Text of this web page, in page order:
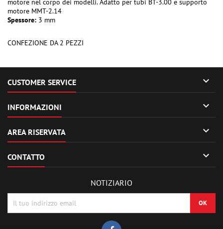
motore nel corpo dei modelli. Adatto per tubi BT-3.00 e supporto
motore MMT-2.14
Spessore: 3 mm
CONFEZIONE DA 2 PEZZI
CUSTOMER SERVICE 
INFORMAZIONI 
AREA RISERVATA 
CONTATTO 
NOTIZIARIO